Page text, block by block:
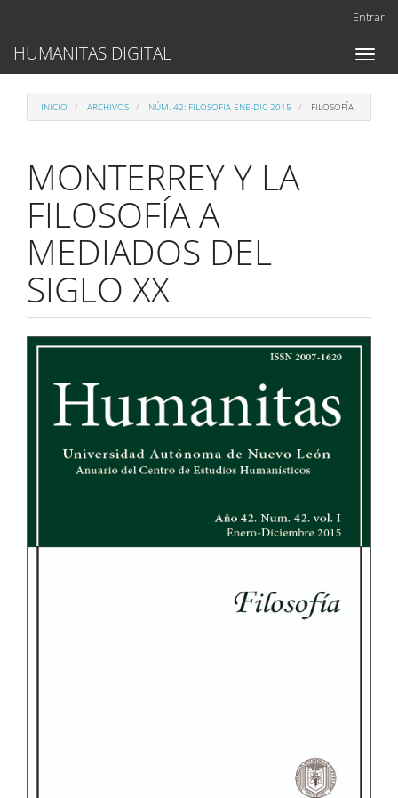
Contenido
principal
lateral
Entrar
Toggle
HUMANITAS DIGITAL
INICIO ARCHIVOS NÚM. 42: FILOSOFIA ENE-DIC 2015 FILOSOFÍA
MONTERREY Y LA
FILOSOFÍA A
MEDIADOS DEL
SIGLO XX
Barra
lateral
del
artículo